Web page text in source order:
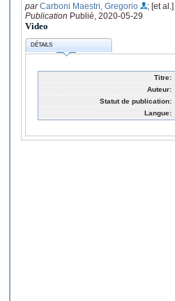
parCarboni Maestri, Gregorio
; [et al.]
Publication Publié, 2020-05-29
Video
DÉTAILS
Titre:
Auteur:
Statut de publication:
Langue: